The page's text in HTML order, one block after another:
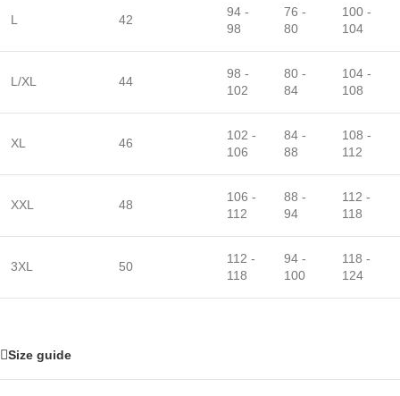
L 42
94 -
98
76 -
80
100 -
104
L/XL 44
98 -
102
80 -
84
104 -
108
XL 46
102 -
106
84 -
88
108 -
112
XXL 48
106 -
112
88 -
94
112 -
118
3XL 50
112 -
118
94 -
100
118 -
124
Size guide